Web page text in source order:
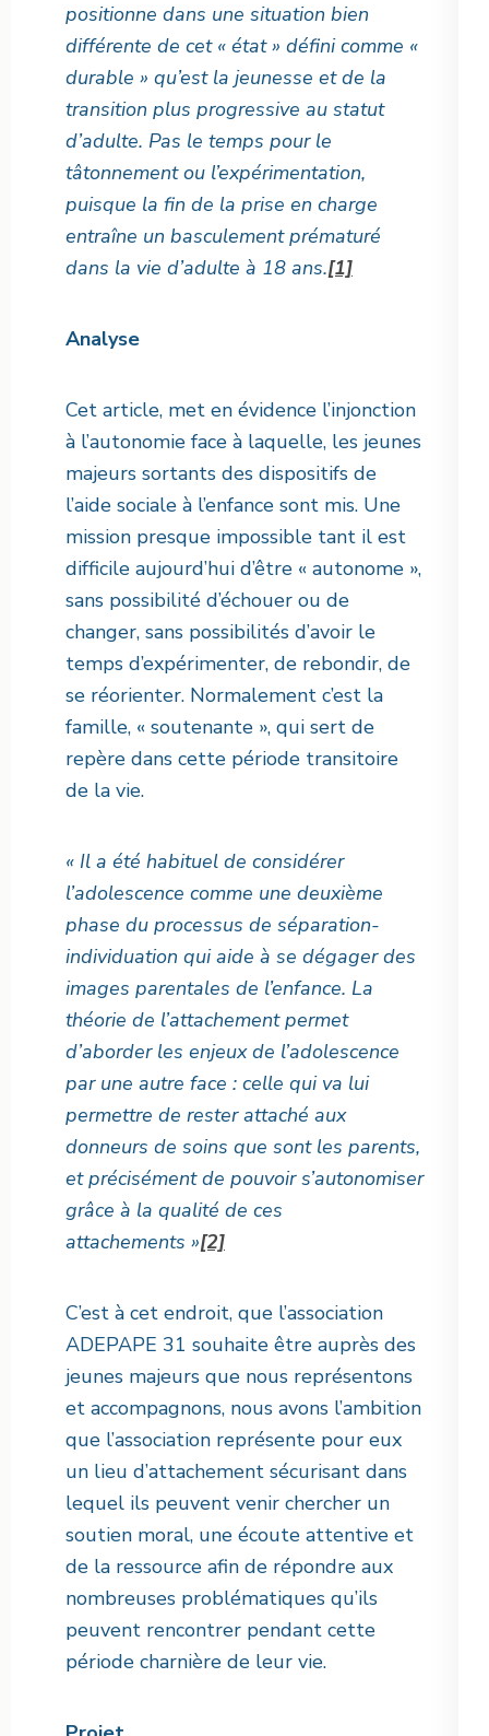
positionne dans une situation bien
différente de cet « état » défini comme «
durable » qu’est la jeunesse et de la
transition plus progressive au statut
d’adulte. Pas le temps pour le
tâtonnement ou l’expérimentation,
puisque la fin de la prise en charge
entraîne un basculement prématuré
dans la vie d’adulte à 18 ans.[1]
Analyse
Cet article, met en évidence l’injonction
à l’autonomie face à laquelle, les jeunes
majeurs sortants des dispositifs de
l’aide sociale à l’enfance sont mis. Une
mission presque impossible tant il est
difficile aujourd’hui d’être « autonome »,
sans possibilité d’échouer ou de
changer, sans possibilités d’avoir le
temps d’expérimenter, de rebondir, de
se réorienter. Normalement c’est la
famille, « soutenante », qui sert de
repère dans cette période transitoire
de la vie.
« Il a été habituel de considérer
l’adolescence comme une deuxième
phase du processus de séparation-
individuation qui aide à se dégager des
images parentales de l’enfance. La
théorie de l’attachement permet
d’aborder les enjeux de l’adolescence
par une autre face : celle qui va lui
permettre de rester attaché aux
donneurs de soins que sont les parents,
et précisément de pouvoir s’autonomiser
grâce à la qualité de ces
attachements »[2]
C’est à cet endroit, que l’association
ADEPAPE 31 souhaite être auprès des
jeunes majeurs que nous représentons
et accompagnons, nous avons l’ambition
que l’association représente pour eux
un lieu d’attachement sécurisant dans
lequel ils peuvent venir chercher un
soutien moral, une écoute attentive et
de la ressource afin de répondre aux
nombreuses problématiques qu’ils
peuvent rencontrer pendant cette
période charnière de leur vie.